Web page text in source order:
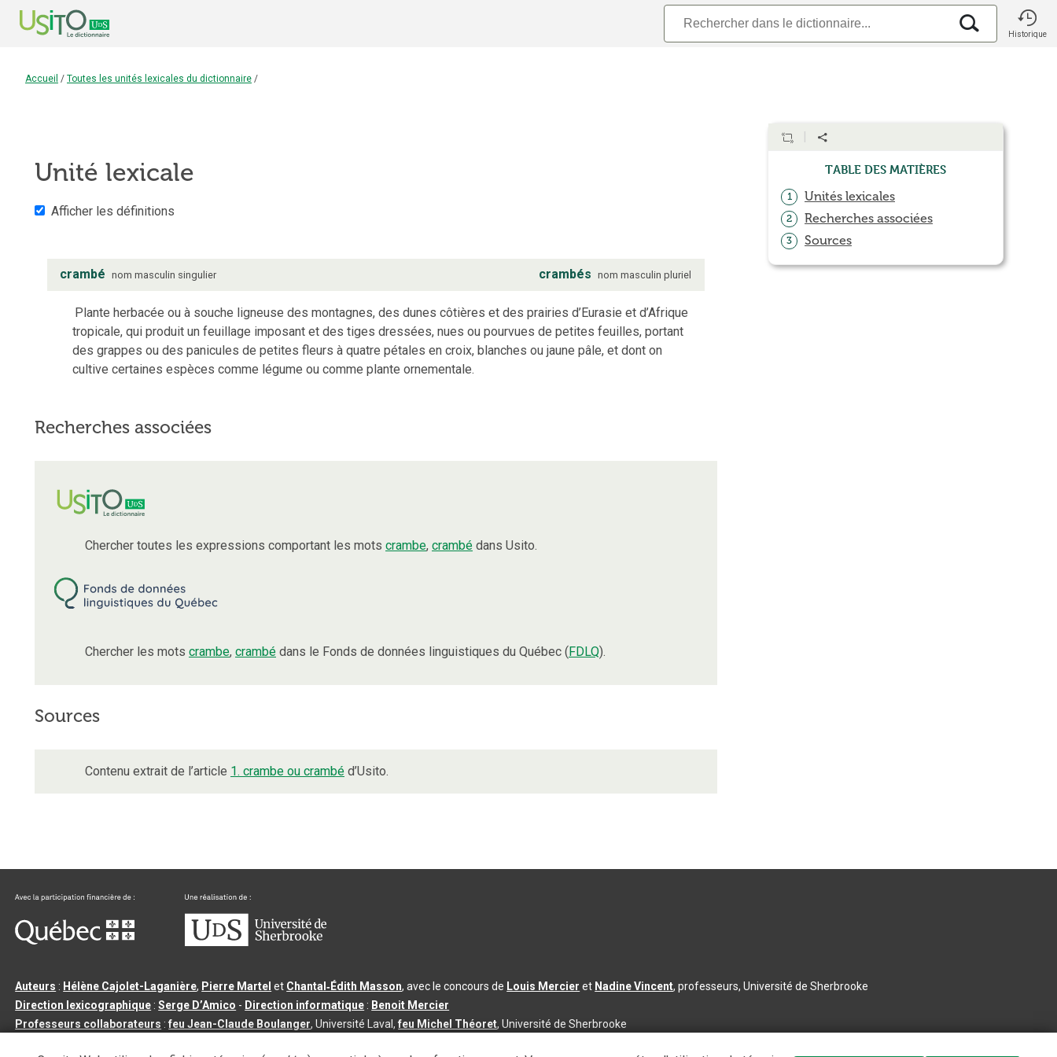
Historique
Accueil / Toutes les unités lexicales du dictionnaire /
Unité lexicale
Afficher les définitions
crambé nom masculin singulier crambés nom masculin pluriel
Plante herbacée ou à souche ligneuse des montagnes, des dunes côtières et des prairies d’Eurasie et d’Afrique
tropicale, qui produit un feuillage imposant et des tiges dressées, nues ou pourvues de petites feuilles, portant
des grappes ou des panicules de petites fleurs à quatre pétales en croix, blanches ou jaune pâle, et dont on
cultive certaines espèces comme légume ou comme plante ornementale.
Recherches associées
Chercher toutes les expressions comportant les mots crambe, crambé dans Usito.
Chercher les mots crambe, crambé dans le Fonds de données linguistiques du Québec (FDLQ).
Sources
Contenu extrait de l’article 1. crambe ou crambé d’Usito.
Table des matières
1 Unités lexicales
2 Recherches associées
3 Sources
Auteurs : Hélène Cajolet-Laganière, Pierre Martel et Chantal‑Édith Masson, avec le concours de Louis Mercier et Nadine Vincent, professeurs, Université de Sherbrooke
Direction lexicographique :Serge D’Amico - Direction informatique : Benoit Mercier
Professeurs collaborateurs :feu Jean-Claude Boulanger, Université Laval,feu Michel Théoret, Université de Sherbrooke